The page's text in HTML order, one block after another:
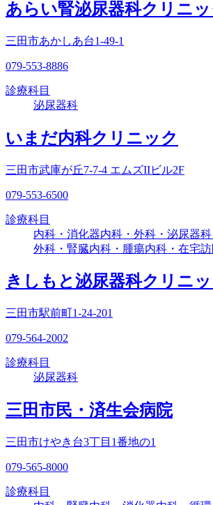
あらい腎泌尿器科クリニッ
三田市あかしあ台1-49-1
079-553-8886
診療科目
泌尿器科
いまだ内科クリニック
三田市武庫が丘7-7-4 エムズIIビル2F
079-553-6500
診療科目
内科・消化器内科・外科・泌尿器
外科・腎臓内科・腫瘍内科・在宅訪
きしもと泌尿器科クリニッ
三田市駅前町1-24-201
079-564-2002
診療科目
泌尿器科
三田市民・済生会病院
三田市けやき台3丁目1番地の1
079-565-8000
診療科目